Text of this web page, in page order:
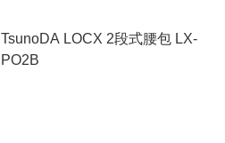
TsunoDA LOCX 2段式腰包 LX-
PO2B